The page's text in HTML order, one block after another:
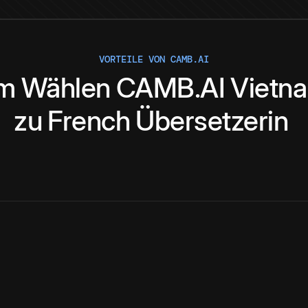
VORTEILE VON CAMB.AI
Wählen CAMB.AI
zu French Übersetzerin